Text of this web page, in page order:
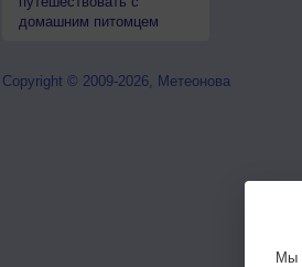
домашним питомцем
Copyright © 2009-2026, Метеонова
Мы